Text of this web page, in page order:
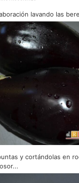
lavando las
y cortándolas en